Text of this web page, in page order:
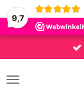
9,7